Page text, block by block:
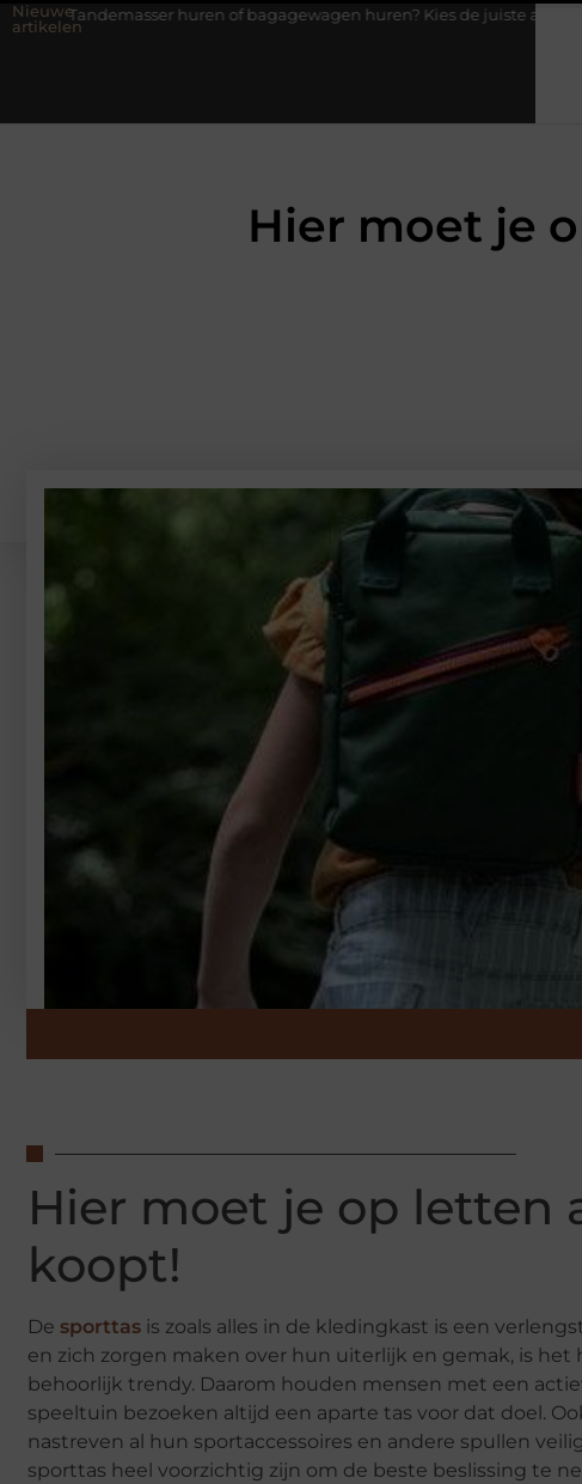
Nieuwe
artikelen
huren of bagagewagen huren? Kies de juiste aanhanger voor jouw klus
Hier moet je
Hier moet je op letten
koopt!
De sporttas is zoals alles in de kledingkast is een
en zich zorgen maken over hun uiterlijk en gemak, is
behoorlijk trendy. Daarom houden mensen met een
speeltuin bezoeken altijd een aparte tas voor dat doel.
nastreven al hun sportaccessoires en andere spullen
sporttas heel voorzichtig zijn om de beste beslissing te